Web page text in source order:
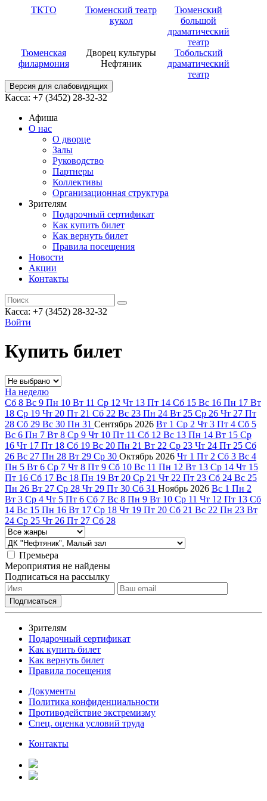
ТКТО
Тюменский театр
кукол
Тюменский
большой
драматический
театр
Тюменская
филармония
Дворец культуры
Нефтяник
Тобольский
драматический
театр
Версия для слабовидящих
Касса: +7 (3452) 28-32-32
Афиша
О нас
О дворце
Залы
Руководство
Партнеры
Коллективы
Организационная структура
Зрителям
Подарочный сертификат
Как купить билет
Как вернуть билет
Правила посещения
Новости
Акции
Контакты
Касса: +7 (3452) 28-32-32
Войти
Купить билет
На неделю
Сб 8 Вс 9 Пн 10 Вт 11 Ср 12 Чт 13 Пт 14 Сб 15 Вс 16 Пн 17 Вт
18 Ср 19 Чт 20 Пт 21 Сб 22 Вс 23 Пн 24 Вт 25 Ср 26 Чт 27 Пт
28 Сб 29 Вс 30 Пн 31 Сентябрь 2026 Вт 1 Ср 2 Чт 3 Пт 4 Сб 5
Вс 6 Пн 7 Вт 8 Ср 9 Чт 10 Пт 11 Сб 12 Вс 13 Пн 14 Вт 15 Ср
16 Чт 17 Пт 18 Сб 19 Вс 20 Пн 21 Вт 22 Ср 23 Чт 24 Пт 25 Сб
26 Вс 27 Пн 28 Вт 29 Ср 30 Октябрь 2026 Чт 1 Пт 2 Сб 3 Вс 4
Пн 5 Вт 6 Ср 7 Чт 8 Пт 9 Сб 10 Вс 11 Пн 12 Вт 13 Ср 14 Чт 15
Пт 16 Сб 17 Вс 18 Пн 19 Вт 20 Ср 21 Чт 22 Пт 23 Сб 24 Вс 25
Пн 26 Вт 27 Ср 28 Чт 29 Пт 30 Сб 31 Ноябрь 2026 Вс 1 Пн 2
Вт 3 Ср 4 Чт 5 Пт 6 Сб 7 Вс 8 Пн 9 Вт 10 Ср 11 Чт 12 Пт 13 Сб
14 Вс 15 Пн 16 Вт 17 Ср 18 Чт 19 Пт 20 Сб 21 Вс 22 Пн 23 Вт
24 Ср 25 Чт 26 Пт 27 Сб 28
Премьера
Мероприятия не найдены
Подписаться на рассылку
Зрителям
Подарочный сертификат
Как купить билет
Как вернуть билет
Правила посещения
Документы
Политика конфиденциальности
Противодействие экстремизму
Спец. оценка условий труда
Контакты